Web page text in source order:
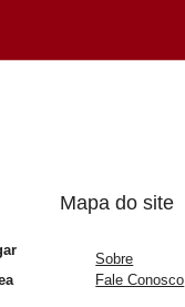
Mapa do site
Sobre
Fale Conosco